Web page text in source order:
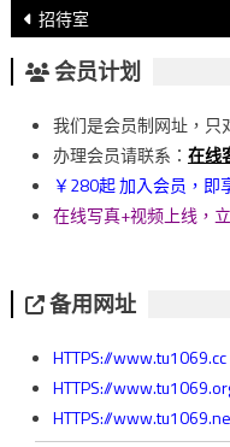
文
章
導
覽
招待室
会员计划
我们是会员制网址，只
办理会员请联系： 在线
￥280起 加入会员，即
在线写真+视频上线，
备用网址
HTTPS://www.tu1069.cc
HTTPS://
HTTPS://